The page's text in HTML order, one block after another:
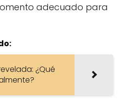
adecuado para
¿Qué